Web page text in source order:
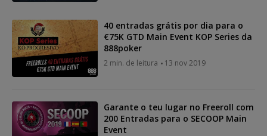
40 entradas grátis por dia para o
€75K GTD Main Event KOP Series da
888poker
2 min. de leitura 13 nov 2019
Garante o teu lugar no Freeroll com
200 Entradas para o SECOOP Main
Event